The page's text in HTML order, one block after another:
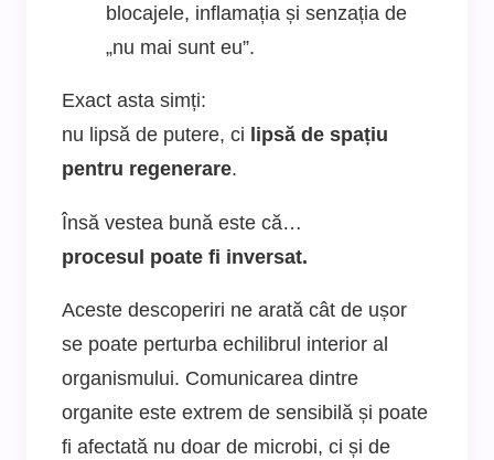
blocajele, inflamația și senzația de
„nu mai sunt eu”.
Exact asta simți:
nu lipsă de putere, ci lipsă de spațiu
pentru regenerare.
Însă vestea bună este că…
procesul poate fi inversat.
Aceste descoperiri ne arată cât de ușor
se poate perturba echilibrul interior al
organismului. Comunicarea dintre
organite este extrem de sensibilă și poate
fi afectată nu doar de microbi, ci și de